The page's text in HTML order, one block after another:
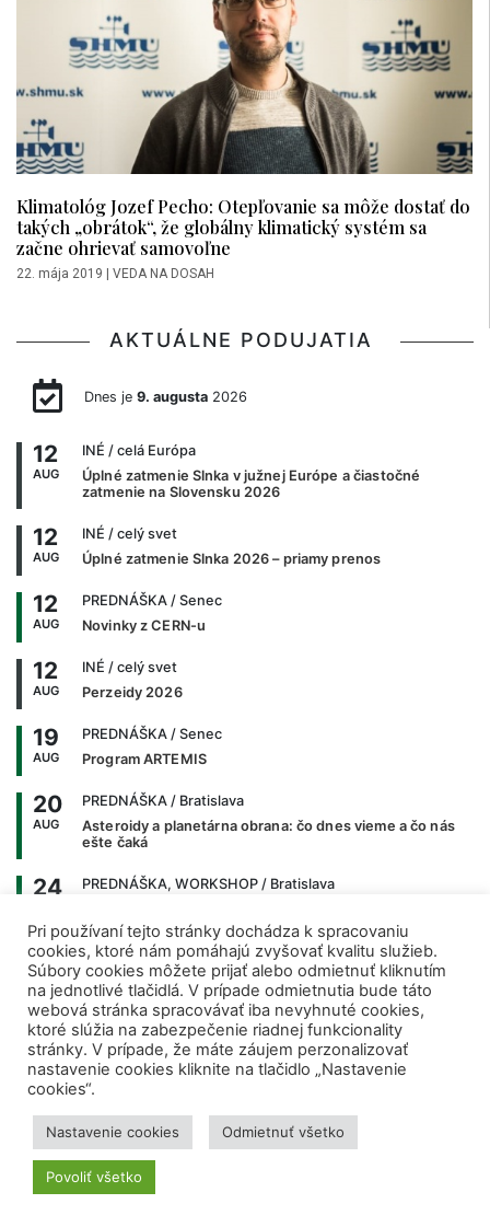
Klimatológ Jozef Pecho: Otepľovanie sa môže dostať do
takých „obrátok“, že globálny klimatický systém sa
začne ohrievať samovoľne
22. mája 2019 VEDA NA DOSAH
AKTUÁLNE PODUJATIA
Dnes je 9. augusta2026
12
AUG
INÉ / celá Európa
Úplné zatmenie Slnka v južnej Európe a čiastočné
zatmenie na Slovensku 2026
12
AUG
INÉ / celý svet
Úplné zatmenie Slnka 2026 – priamy prenos
12
AUG
PREDNÁŠKA / Senec
Novinky z CERN-u
12
AUG
INÉ / celý svet
Perzeidy 2026
19
AUG
PREDNÁŠKA / Senec
Program ARTEMIS
20
AUG
PREDNÁŠKA / Bratislava
Asteroidy a planetárna obrana: čo dnes vieme a čo nás
ešte čaká
24 PREDNÁŠKA, WORKSHOP / Bratislava
07
SEP
CVTI SR, PREDNÁŠKA, WORKSHOP/ Smolenice
Letná škola občianskej vedy
08
SEP
PREDNÁŠKA/ Bratislava
Skutočná kvantová fyzika
NAJNOVŠIE ČLÁNKY
Pri používaní tejto stránky dochádza k spracovaniu
cookies, ktoré nám pomáhajú zvyšovať kvalitu služieb.
Súbory cookies môžete prijať alebo odmietnuť kliknutím
na jednotlivé tlačidlá. V prípade odmietnutia bude táto
webová stránka spracovávať iba nevyhnuté cookies,
ktoré slúžia na zabezpečenie riadnej funkcionality
stránky. V prípade, že máte záujem perzonalizovať
nastavenie cookies kliknite na tlačidlo „Nastavenie
cookies“.
Nastavenie cookies Odmietnuť všetko
Povoliť všetko